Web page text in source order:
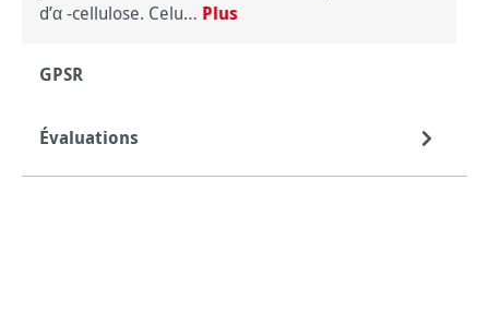
d’α -cellulose. Celu… Plus
GPSR
Évaluations